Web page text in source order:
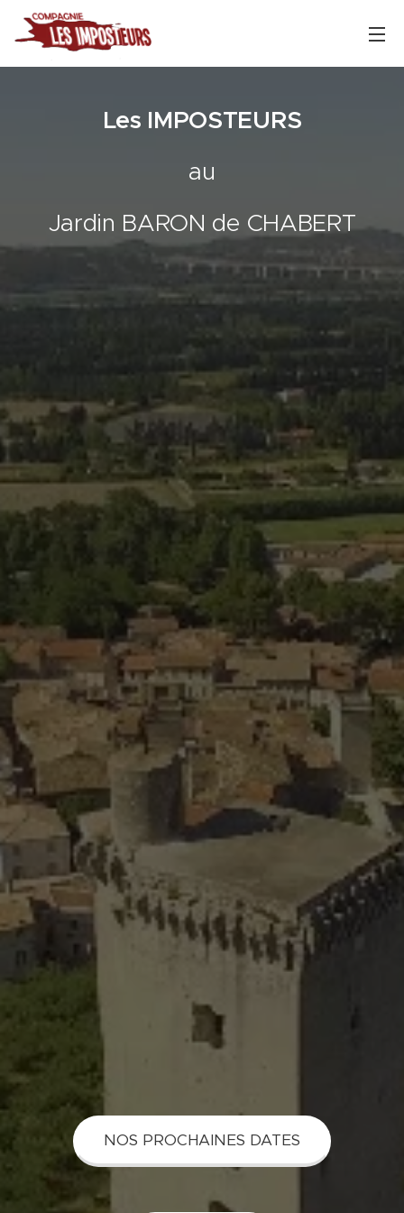
Les IMPOSTEURS
au
Jardin BARON de CHABERT
NOS PROCHAINES DATES